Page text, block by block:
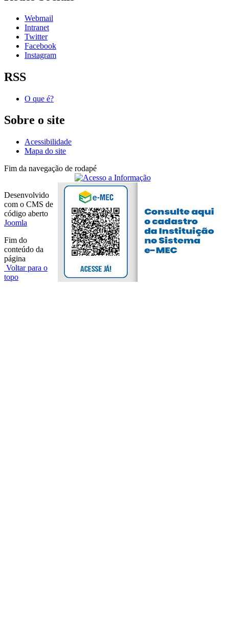
Webmail
Intranet
Twitter
Facebook
Instagram
RSS
O que é?
Sobre o site
Acessibilidade
Mapa do site
Fim da navegação de rodapé
Desenvolvido
com o CMS de
código aberto
Joomla
Fim do
conteúdo da
página
Voltar para o
topo